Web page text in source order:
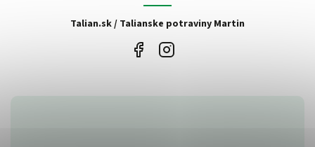
Talian.sk / Talianske potraviny Martin